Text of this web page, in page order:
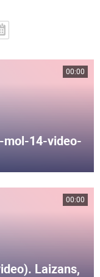
14-video-
00:00
Laizans,
00:00